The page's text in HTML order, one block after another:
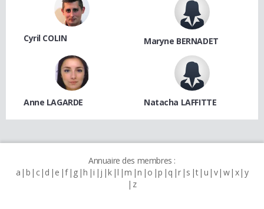
Cyril COLIN Maryne BERNADET
Anne LAGARDE Natacha LAFFITTE
Annuaire des membres :
a b c d e f g h i j k l m n o p q r s t u v w x y
z